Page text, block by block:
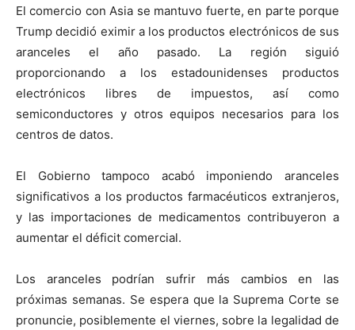
El comercio con Asia se mantuvo fuerte, en parte porque
Trump decidió eximir a los productos electrónicos de sus
aranceles el año pasado. La región siguió
proporcionando a los estadounidenses productos
electrónicos libres de impuestos, así como
semiconductores y otros equipos necesarios para los
centros de datos.
El Gobierno tampoco acabó imponiendo aranceles
significativos a los productos farmacéuticos extranjeros,
y las importaciones de medicamentos contribuyeron a
aumentar el déficit comercial.
Los aranceles podrían sufrir más cambios en las
próximas semanas. Se espera que la Suprema Corte se
pronuncie, posiblemente el viernes, sobre la legalidad de